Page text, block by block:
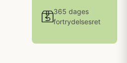
365 dages
fortrydelsesret